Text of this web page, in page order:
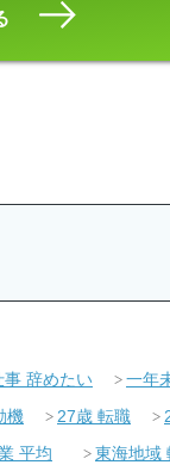
事 辞めたい
一年
機 27歳 転職
平均
東海地域